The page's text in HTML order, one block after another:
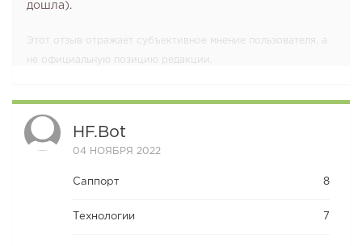
дошла).
Этот отзыв отражает субъективное мнение пользователя, а
не официальную позицию редакции.
HF.bot
04 НОЯБРЯ 2022
Саппорт 8
Технологии 7